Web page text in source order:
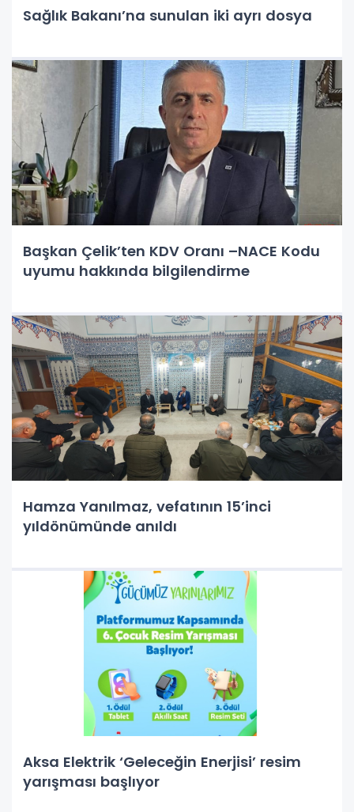
Sağlık Bakanı’na sunulan iki ayrı dosya
Başkan Çelik’ten KDV Oranı –NACE Kodu
uyumu hakkında bilgilendirme
Hamza Yanılmaz, vefatının 15’inci
yıldönümünde anıldı
Aksa Elektrik ‘Geleceğin Enerjisi’ resim
yarışması başlıyor